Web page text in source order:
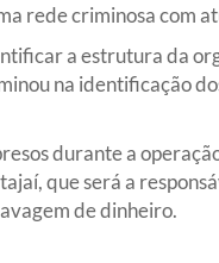
rede criminosa com
a estrutura da
na identificação
durante a
que será a
de dinheiro.